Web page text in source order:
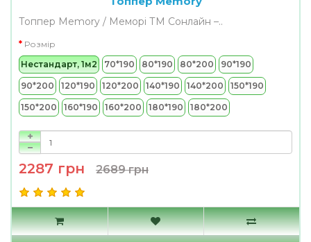
Топпер Memory / Меморі ТМ Сонлайн –..
Розмір
Нестандарт, 1м2
70*190 80*190 80*200 90*190
90*200 120*190 120*200 140*190 140*200 150*190
150*200 160*190 160*200 180*190 180*200
2287 грн 2689 грн